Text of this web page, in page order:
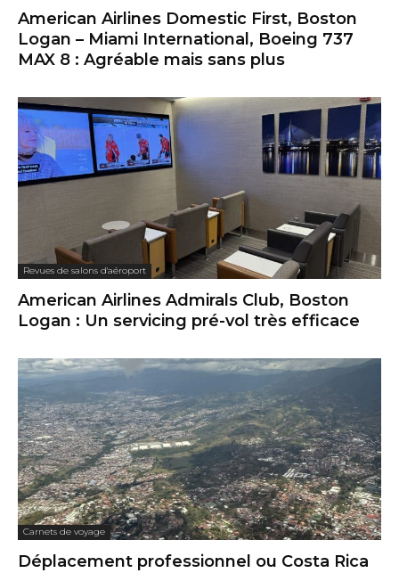
American Airlines Domestic First, Boston
Logan – Miami International, Boeing 737
MAX 8 : Agréable mais sans plus
Revues de salons d'aéroport
American Airlines Admirals Club, Boston
Logan : Un servicing pré-vol très efficace
Carnets de voyage
Déplacement professionnel ou Costa Rica